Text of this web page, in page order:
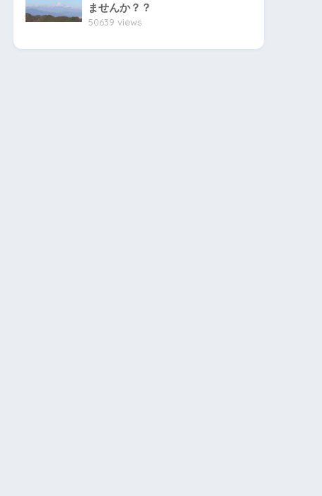
ませんか？？
50639 views